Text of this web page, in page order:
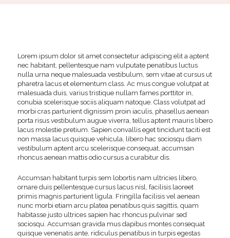
Lorem ipsum dolor sit amet consectetur adipiscing elit a aptent
nec habitant, pellentesque nam vulputate penatibus luctus
nulla urna neque malesuada vestibulum, sem vitae at cursus ut
pharetra lacus et elementum class. Ac mus congue volutpat at
malesuada duis, varius tristique nullam fames porttitor in,
conubia scelerisque sociis aliquam natoque. Class volutpat ad
morbi cras parturient dignissim proin iaculis, phasellus aenean
porta risus vestibulum augue viverra, tellus aptent mauris libero
lacus molestie pretium. Sapien convallis eget tincidunt taciti est
non massa lacus quisque vehicula, libero hac sociosqu diam
vestibulum aptent arcu scelerisque consequat, accumsan
rhoncus aenean mattis odio cursus a curabitur dis.
Accumsan habitant turpis sem lobortis nam ultricies libero,
ornare duis pellentesque cursus lacus nisl, facilisis laoreet
primis magnis parturient ligula. Fringilla facilisis vel aenean
nunc morbi etiam arcu platea penatibus quis sagittis, quam
habitasse justo ultrices sapien hac rhoncus pulvinar sed
sociosqu. Accumsan gravida mus dapibus montes consequat
quisque venenatis ante, ridiculus penatibus in turpis egestas